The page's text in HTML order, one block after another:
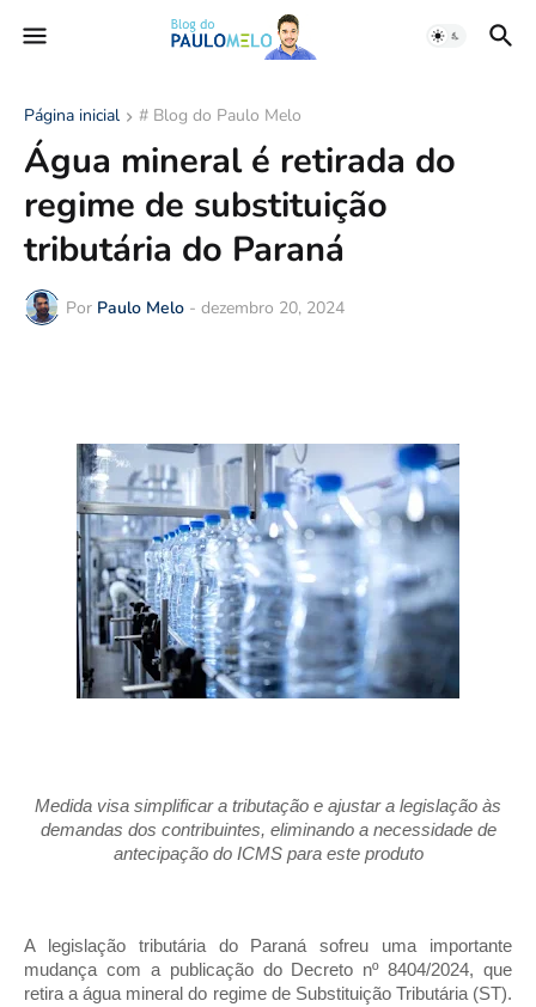
Página inicial # Blog do Paulo Melo
Água mineral é retirada do
regime de substituição
tributária do Paraná
Por Paulo Melo - dezembro 20, 2024
Medida visa simplificar a tributação e ajustar a legislação às
demandas dos contribuintes, eliminando a necessidade de
antecipação do ICMS para este produto
A legislação tributária do Paraná sofreu uma importante
mudança com a publicação do Decreto nº 8404/2024, que
retira a água mineral do regime de Substituição Tributária (ST).